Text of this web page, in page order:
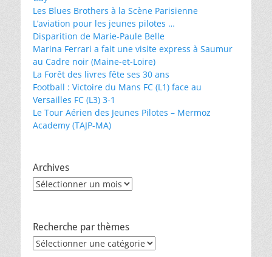
Les Blues Brothers à la Scène Parisienne
L’aviation pour les jeunes pilotes …
Disparition de Marie-Paule Belle
Marina Ferrari a fait une visite express à Saumur
au Cadre noir (Maine-et-Loire)
La Forêt des livres fête ses 30 ans
Football : Victoire du Mans FC (L1) face au
Versailles FC (L3) 3-1
Le Tour Aérien des Jeunes Pilotes – Mermoz
Academy (TAJP-MA)
Archives
Archives
Recherche par thèmes
Recherche